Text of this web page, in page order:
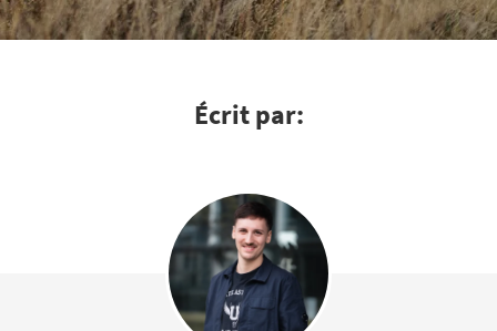
Écrit par: